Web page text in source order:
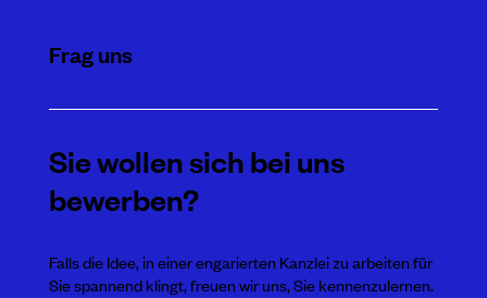
Frag uns
Sie wollen sich bei uns
bewerben?
Falls die Idee, in einer engarierten Kanzlei zu arbeiten für
Sie spannend klingt, freuen wir uns, Sie kennenzulernen.